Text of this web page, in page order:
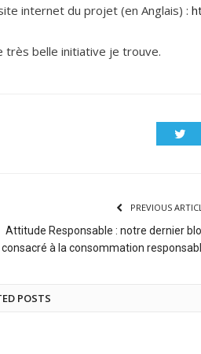
internet du projet (en Anglais) :
très belle initiative je trouve.
PREVIOUS
Attitude Responsable : notre dernier
consacré à la consommation
POSTS